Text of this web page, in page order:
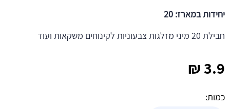
3.9
₪
כמות:
יחידות במארז: 20
חבילת 20 מיני מזלגות צבעוניות לקינוחים משקאות ועוד